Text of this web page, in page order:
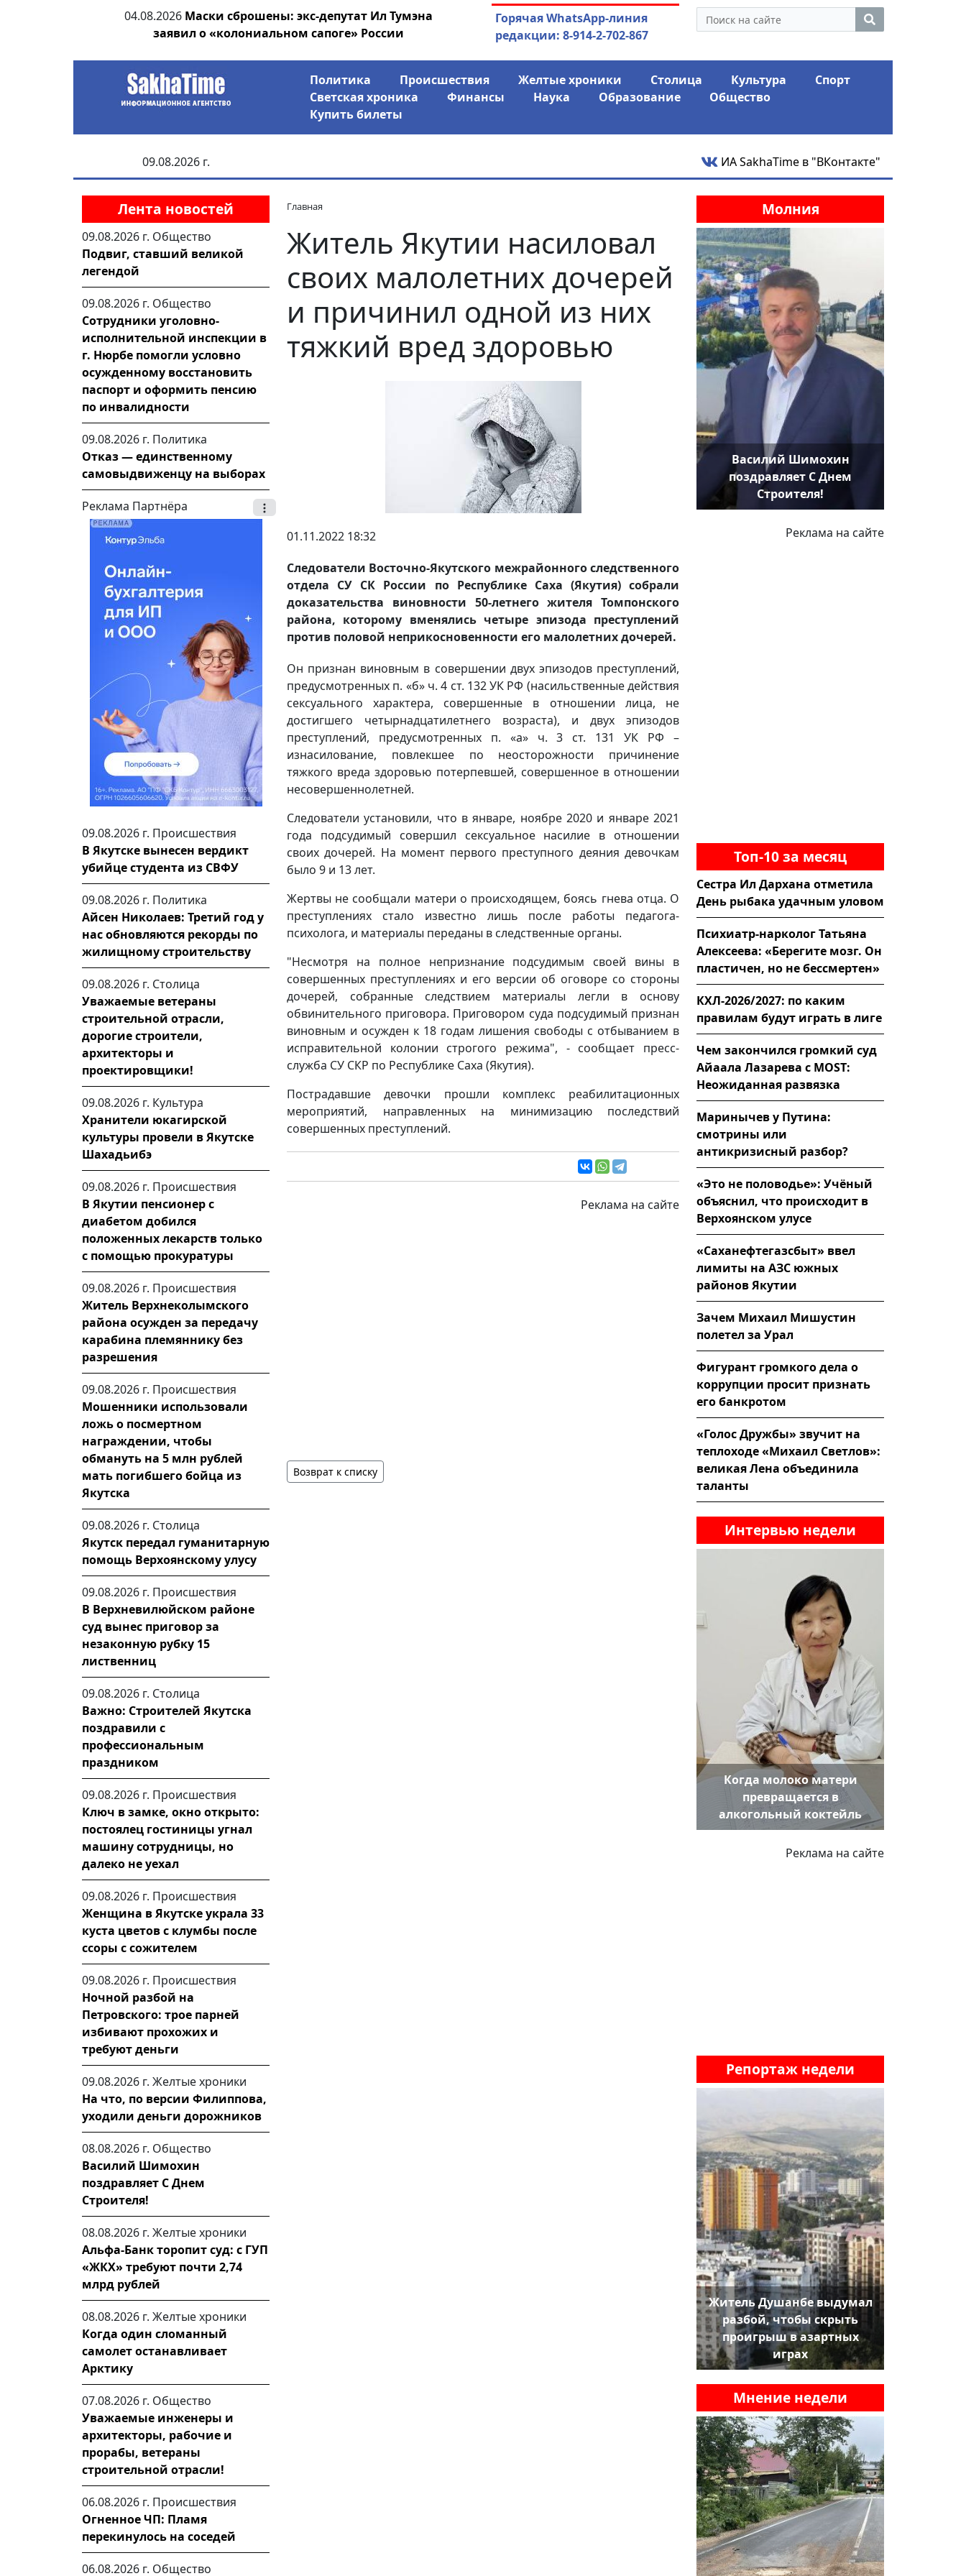
04.08.2026 Маски сброшены: экс-депутат Ил Тумэна
заявил о «колониальном сапоге» России
04.08.2026Маринычев у Путина: смотрины или
антикризисный разбор?
03.08.2026
Горячая WhatsApp-линия
редакции: 8-914-2-702-867
Политика Происшествия Желтые хроники Столица Культура
Спорт
Светская хроника
Финансы Наука Образование
Общество
Купить билеты
09.08.2026 г. ИА SakhaTime в "ВКонтакте"
Лента новостей
09.08.2026 г. Общество
Подвиг, ставший великой
легендой
09.08.2026 г. Общество
Сотрудники уголовно-
исполнительной инспекции в
г. Нюрбе помогли условно
осужденному восстановить
паспорт и оформить пенсию
по инвалидности
09.08.2026 г. Политика
Отказ — единственному
самовыдвиженцу на выборах
Реклама Партнёра
09.08.2026 г. Происшествия
В Якутске вынесен вердикт
убийце студента из СВФУ
09.08.2026 г. Политика
Айсен Николаев: Третий год у
нас обновляются рекорды по
жилищному строительству
09.08.2026 г. Столица
Уважаемые ветераны
строительной отрасли,
дорогие строители,
архитекторы и
проектировщики!
09.08.2026 г. Культура
Хранители юкагирской
культуры провели в Якутске
Шахадьибэ
09.08.2026 г. Происшествия
В Якутии пенсионер с
диабетом добился
положенных лекарств только
с помощью прокуратуры
09.08.2026 г. Происшествия
Житель Верхнеколымского
района осужден за передачу
карабина племяннику без
разрешения
09.08.2026 г. Происшествия
Мошенники использовали
ложь о посмертном
награждении, чтобы
обмануть на 5 млн рублей
мать погибшего бойца из
Якутска
09.08.2026 г. Столица
Якутск передал гуманитарную
помощь Верхоянскому улусу
09.08.2026 г. Происшествия
В Верхневилюйском районе
суд вынес приговор за
незаконную рубку 15
лиственниц
09.08.2026 г. Столица
Важно: Строителей Якутска
поздравили с
профессиональным
праздником
09.08.2026 г. Происшествия
Ключ в замке, окно открыто:
постоялец гостиницы угнал
машину сотрудницы, но
далеко не уехал
09.08.2026 г. Происшествия
Женщина в Якутске украла 33
куста цветов с клумбы после
ссоры с сожителем
09.08.2026 г. Происшествия
Ночной разбой на
Петровского: трое парней
избивают прохожих и
требуют деньги
09.08.2026 г. Желтые хроники
На что, по версии Филиппова,
уходили деньги дорожников
08.08.2026 г. Общество
Василий Шимохин
поздравляет С Днем
Строителя!
08.08.2026 г. Желтые хроники
Альфа-Банк торопит суд: с ГУП
«ЖКХ» требуют почти 2,74
млрд рублей
08.08.2026 г. Желтые хроники
Когда один сломанный
самолет останавливает
Арктику
07.08.2026 г. Общество
Уважаемые инженеры и
архитекторы, рабочие и
прорабы, ветераны
строительной отрасли!
06.08.2026 г. Происшествия
Огненное ЧП: Пламя
перекинулось на соседей
06.08.2026 г. Общество
Главная
Житель Якутии насиловал
своих малолетних дочерей
и причинил одной из них
тяжкий вред здоровью
01.11.2022 18:32
Следователи Восточно-Якутского межрайонного следственного
отдела СУ СК России по Республике Саха (Якутия) собрали
доказательства виновности 50-летнего жителя Томпонского
района, которому вменялись четыре эпизода преступлений
против половой неприкосновенности его малолетних дочерей.
Он признан виновным в совершении двух эпизодов преступлений,
предусмотренных п. «б» ч. 4 ст. 132 УК РФ (насильственные действия
сексуального характера, совершенные в отношении лица, не
достигшего четырнадцатилетнего возраста), и двух эпизодов
преступлений, предусмотренных п. «а» ч. 3 ст. 131 УК РФ –
изнасилование, повлекшее по неосторожности причинение
тяжкого вреда здоровью потерпевшей, совершенное в отношении
несовершеннолетней.
Следователи установили, что в январе, ноябре 2020 и январе 2021
года подсудимый совершил сексуальное насилие в отношении
своих дочерей. На момент первого преступного деяния девочкам
было 9 и 13 лет.
Жертвы не сообщали матери о происходящем, боясь гнева отца. О
преступлениях стало известно лишь после работы педагога-
психолога, и материалы переданы в следственные органы.
"Несмотря на полное непризнание подсудимым своей вины в
совершенных преступлениях и его версии об оговоре со стороны
дочерей, собранные следствием материалы легли в основу
обвинительного приговора. Приговором суда подсудимый признан
виновным и осужден к 18 годам лишения свободы с отбыванием в
исправительной колонии строгого режима", - сообщает пресс-
служба СУ СКР по Республике Саха (Якутия).
Пострадавшие девочки прошли комплекс реабилитационных
мероприятий, направленных на минимизацию последствий
совершенных преступлений.
Реклама на сайте
Возврат к списку
Молния
Василий Шимохин
поздравляет С Днем
Строителя!
Реклама на сайте
Топ-10 за месяц
Сестра Ил Дархана отметила
День рыбака удачным уловом
Психиатр-нарколог Татьяна
Алексеева: «Берегите мозг. Он
пластичен, но не бессмертен»
КХЛ-2026/2027: по каким
правилам будут играть в лиге
Чем закончился громкий суд
Айаала Лазарева с MOST:
Неожиданная развязка
Маринычев у Путина:
смотрины или
антикризисный разбор?
«Это не половодье»: Учёный
объяснил, что происходит в
Верхоянском улусе
«Саханефтегазсбыт» ввел
лимиты на АЗС южных
районов Якутии
Зачем Михаил Мишустин
полетел за Урал
Фигурант громкого дела о
коррупции просит признать
его банкротом
«Голос Дружбы» звучит на
теплоходе «Михаил Светлов»:
великая Лена объединила
таланты
Интервью недели
Когда молоко матери
превращается в
алкогольный коктейль
Реклама на сайте
Репортаж недели
Житель Душанбе выдумал
разбой, чтобы скрыть
проигрыш в азартных
играх
Мнение недели